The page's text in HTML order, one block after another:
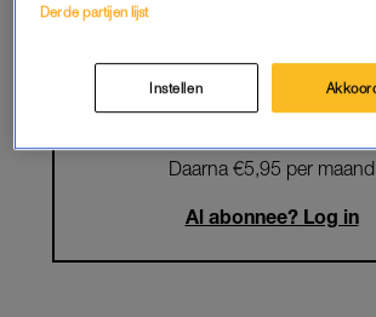
START GRATIS
Daarna €5,95 per maand
Al abonnee? Log in
Derde partijen lijst
Instellen